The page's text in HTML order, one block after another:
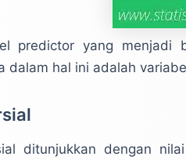
predictor yang menjadi
dalam hal ini adalah
ditunjukkan dengan